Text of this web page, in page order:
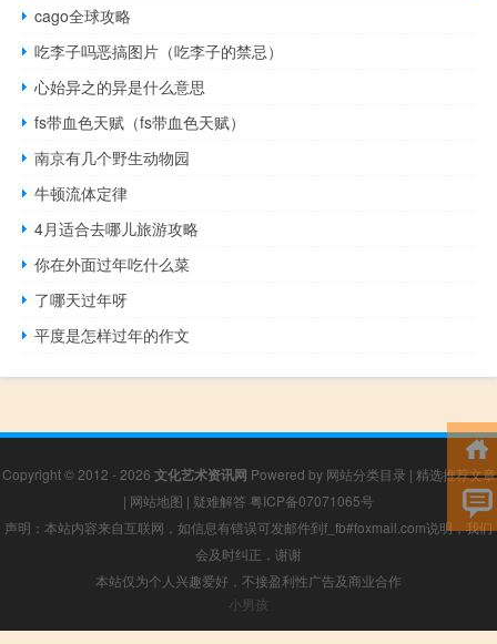
cago全球攻略
吃李子吗恶搞图片（吃李子的禁忌）
心始异之的异是什么意思
fs带血色天赋（fs带血色天赋）
南京有几个野生动物园
牛顿流体定律
4月适合去哪儿旅游攻略
你在外面过年吃什么菜
了哪天过年呀
平度是怎样过年的作文
Copyright © 2012 - 2026 文化艺术资讯网 Powered by 网站分类目录 | 精选推荐文章
| 网站地图 | 疑难解答 粤ICP备07071065号
声明：本站内容来自互联网，如信息有错误可发邮件到f_fb#foxmail.com说明，我们
会及时纠正，谢谢
本站仅为个人兴趣爱好，不接盈利性广告及商业合作
小男孩